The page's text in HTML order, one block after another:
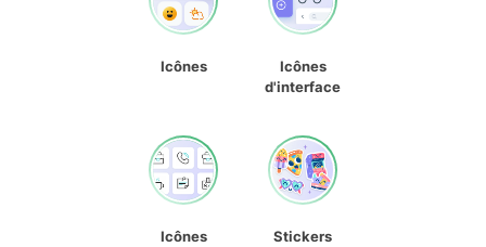
Icônes
Icônes
d'interface
Icônes
Stickers